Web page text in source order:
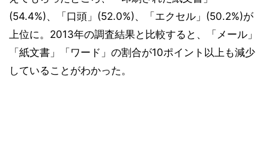
(54.4%)、「口頭」(52.0%)、「エクセル」(50.2%)が
上位に。2013年の調査結果と比較すると、「メール」
「紙文書」「ワード」の割合が10ポイント以上も減少
していることがわかった。